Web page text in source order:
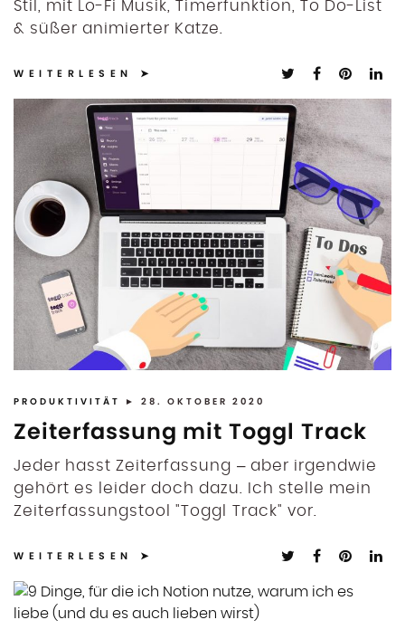
Stil, mit Lo-Fi Musik, Timerfunktion, To Do-List
& süßer animierter Katze.
WEITERLESEN
PRODUKTIVITÄT ► 28. OKTOBER 2020
Zeiterfassung mit Toggl Track
Jeder hasst Zeiterfassung – aber irgendwie
gehört es leider doch dazu. Ich stelle mein
Zeiterfassungstool "Toggl Track" vor.
WEITERLESEN